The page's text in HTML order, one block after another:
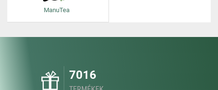
ManuTea
7016